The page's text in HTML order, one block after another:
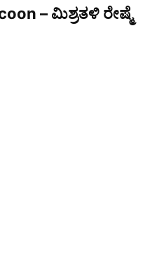
– ಮಿಶ್ರತಳಿ ರೇಷ್ಮೆ